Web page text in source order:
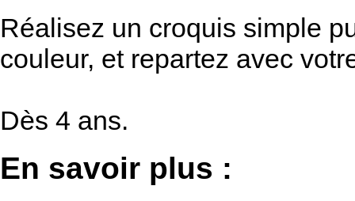
Réalisez un croquis simple
couleur, et repartez avec
Dès 4 ans.
En savoir plus :